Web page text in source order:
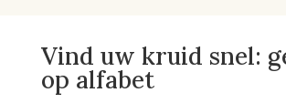
Vind uw kruid snel:
op alfabet